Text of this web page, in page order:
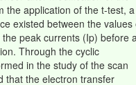
the application of the t-test, a
existed between the values
peak currents (Ip) before
Through the cyclic
in the study of the scan
that the electron transfer